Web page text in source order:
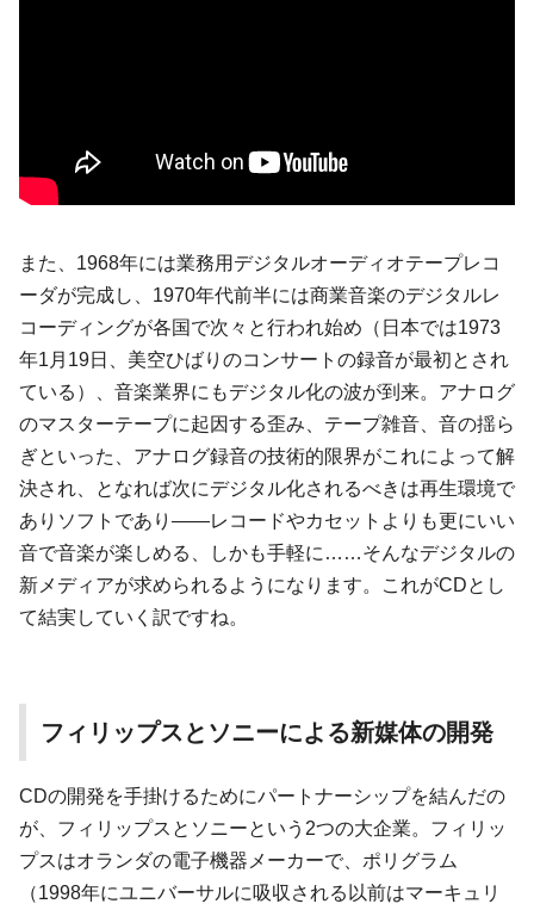
また、1968年には業務用デジタルオーディオテープレコ
ーダが完成し、1970年代前半には商業音楽のデジタルレ
コーディングが各国で次々と行われ始め（日本では1973
年1月19日、美空ひばりのコンサートの録音が最初とされ
ている）、音楽業界にもデジタル化の波が到来。アナログ
のマスターテープに起因する歪み、テープ雑音、音の揺ら
ぎといった、アナログ録音の技術的限界がこれによって解
決され、となれば次にデジタル化されるべきは再生環境で
ありソフトであり――レコードやカセットよりも更にいい
音で音楽が楽しめる、しかも手軽に……そんなデジタルの
新メディアが求められるようになります。これがCDとし
て結実していく訳ですね。
フィリップスとソニーによる新媒体の開発
CDの開発を手掛けるためにパートナーシップを結んだの
が、フィリップスとソニーという2つの大企業。フィリッ
プスはオランダの電子機器メーカーで、ポリグラム
（1998年にユニバーサルに吸収される以前はマーキュリ